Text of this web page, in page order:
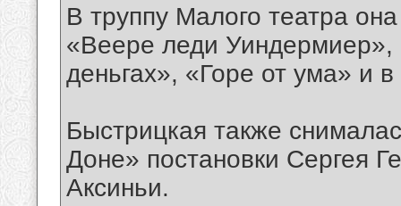
В труппу Малого театра
«Веере леди
деньгах», «Горе от ума» и в
Быстрицкая также
Доне» постановки Сергея
Аксиньи.